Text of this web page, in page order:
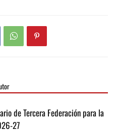
de Tercera Federación para la
27